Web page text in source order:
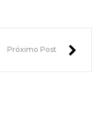
Próximo Post